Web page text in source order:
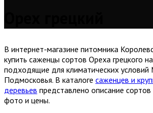
В интернет-магазине питомника
купить саженцы сортов Ореха грецкого
подходящие для климатических условий
Подмосковья. В каталоге саженцев и
деревьев представлено описание сортов
фото и цены.